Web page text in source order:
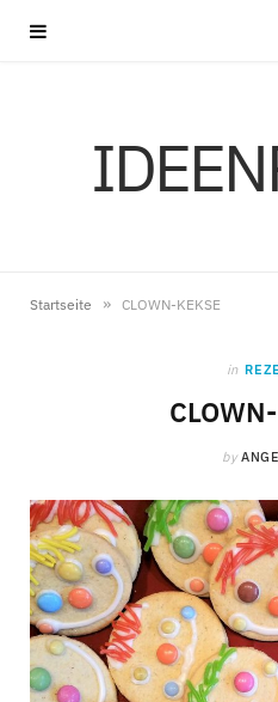
Startseite » CLOWN-KEKSE
in
by